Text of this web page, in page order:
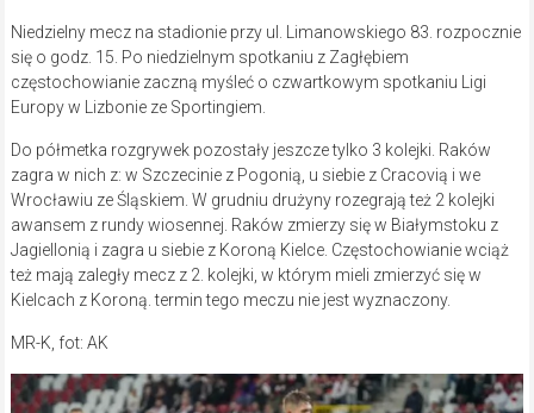
Niedzielny mecz na stadionie przy ul. Limanowskiego 83. rozpocznie
się o godz. 15. Po niedzielnym spotkaniu z Zagłębiem
częstochowianie zaczną myśleć o czwartkowym spotkaniu Ligi
Europy w Lizbonie ze Sportingiem.
Do półmetka rozgrywek pozostały jeszcze tylko 3 kolejki. Raków
zagra w nich z: w Szczecinie z Pogonią, u siebie z Cracovią i we
Wrocławiu ze Śląskiem. W grudniu drużyny rozegrają też 2 kolejki
awansem z rundy wiosennej. Raków zmierzy się w Białymstoku z
Jagiellonią i zagra u siebie z Koroną Kielce. Częstochowianie wciąż
też mają zaległy mecz z 2. kolejki, w którym mieli zmierzyć się w
Kielcach z Koroną. termin tego meczu nie jest wyznaczony.
MR-K, fot: AK